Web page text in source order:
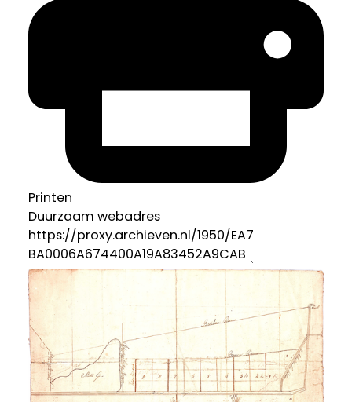
Printen
Duurzaam webadres